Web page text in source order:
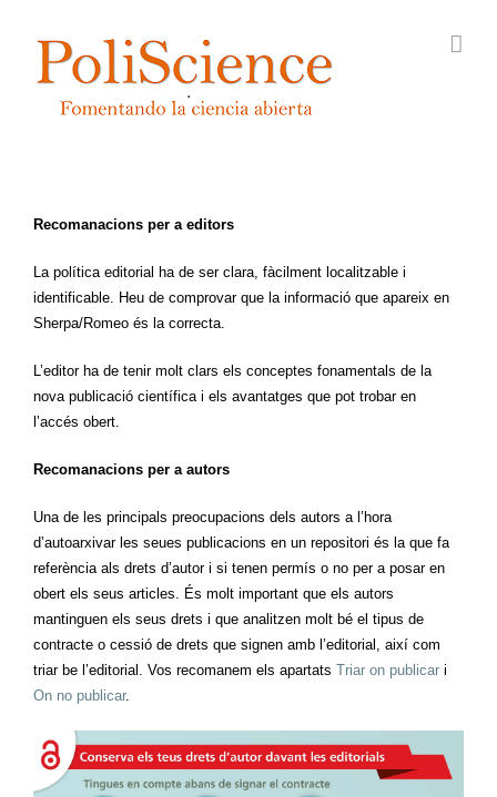
content
Recomanacions per a editors
La política editorial ha de ser clara, fàcilment localitzable i
identificable. Heu de comprovar que la informació que apareix en
Sherpa/Romeo és la correcta.
L’editor ha de tenir molt clars els conceptes fonamentals de la
nova publicació científica i els avantatges que pot trobar en
l’accés obert.
Recomanacions per a autors
Una de les principals preocupacions dels autors a l’hora
d’autoarxivar les seues publicacions en un repositori és la que fa
referència als drets d’autor i si tenen permís o no per a posar en
obert els seus articles. És molt important que els autors
mantinguen els seus drets i que analitzen molt bé el tipus de
contracte o cessió de drets que signen amb l’editorial, així com
triar be l’editorial. Vos recomanem els apartats Triar on publicar i
On no publicar.